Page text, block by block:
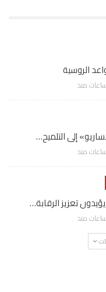
الروسية
إلى التلميح…
تعزيز الرقابة…